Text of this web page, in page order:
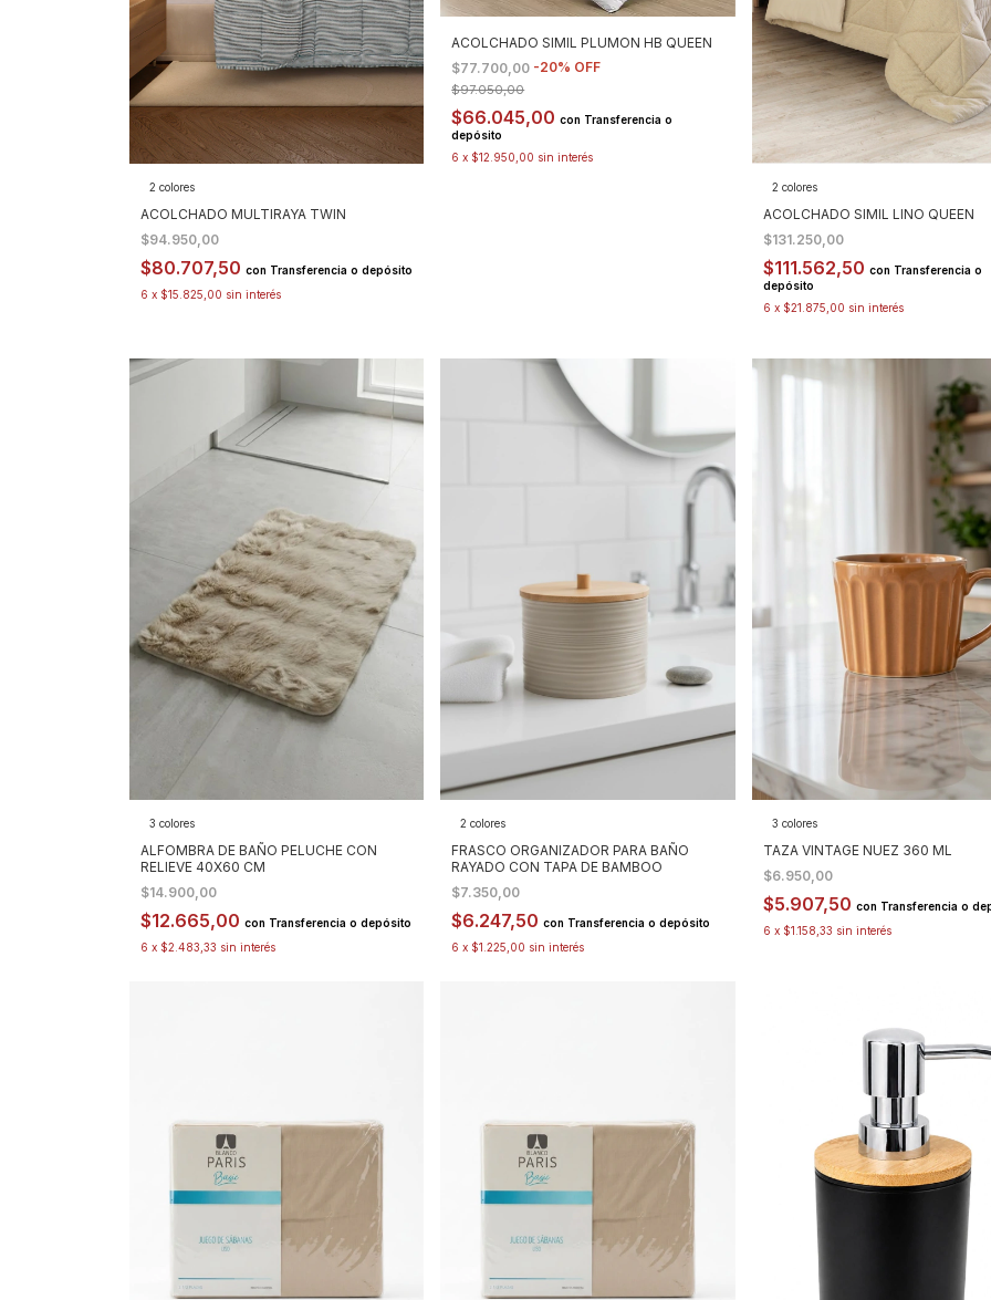
2 colores
ACOLCHADO MULTIRAYA TWIN
$94.950,00
$80.707,50 con Transferencia o depósito
6 x $15.825,00 sin interés
ACOLCHADO SIMIL PLUMON HB QUEEN
$77.700,00 -20% OFF
$97.050,00
$66.045,00con Transferencia o
depósito
6 x $12.950,00 sin interés
2 colores
ACOLCHADO SIMIL LINO QUEEN
$131.250,00
$111.562,50 con Transferencia o
depósito
6 x $21.875,00 sin interés
3 colores
ALFOMBRA DE BAÑO PELUCHE CON
RELIEVE 40X60 CM
$14.900,00
$12.665,00 con Transferencia o depósito
6 x $2.483,33 sin interés
2 colores
FRASCO ORGANIZADOR PARA BAÑO
RAYADO CON TAPA DE BAMBOO
$7.350,00
$6.247,50con Transferencia o depósito
6 x $1.225,00 sin interés
3 colores
TAZA VINTAGE NUEZ 360 ML
$6.950,00
$5.907,50 con Transferencia o
6 x $1.158,33 sin interés